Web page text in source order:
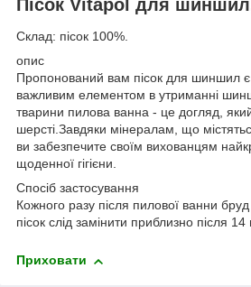
Пісок Vitapol для
Склад: пісок 100%.
опис
Пропонований вам пісок для шиншил
важливим елементом в утриманні
тварини пилова ванна - це догляд,
шерсті.Завдяки мінералам, що
ви забезпечите своїм вихованцям
щоденної гігієни.
Спосіб застосування
Кожного разу після пилової ванни бруд
пісок слід замінити приблизно після 14
Приховати